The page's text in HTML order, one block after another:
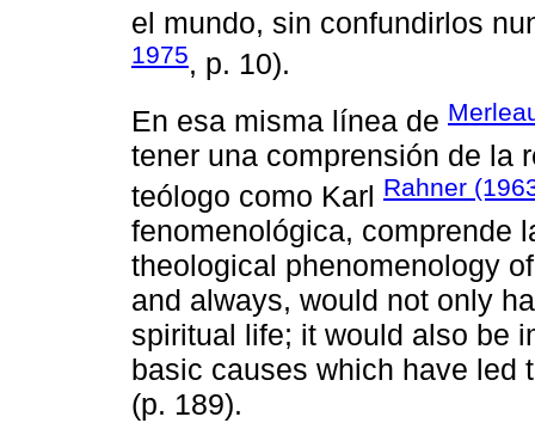
el mundo, sin confundirlos
1975, p. 10).
En esa misma línea de
tener una comprensión de la
teólogo como Karl Rahner
fenomenológica, comprende
theological phenomenology
and always, would not only
spiritual life; it would also be
basic causes which have led
(p. 189).